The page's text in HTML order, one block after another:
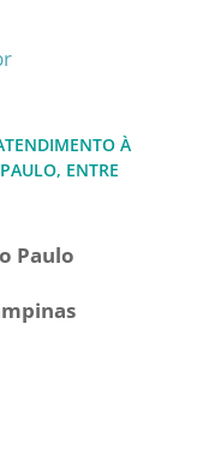
À
ENTRE
Paulo